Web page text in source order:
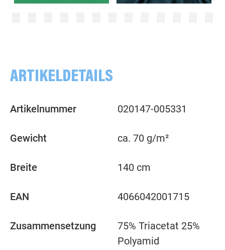
ARTIKELDETAILS
Artikelnummer 020147-005331
Gewicht ca. 70 g/m²
Breite 140 cm
EAN 4066042001715
Zusammensetzung
75% Triacetat 25%
Polyamid